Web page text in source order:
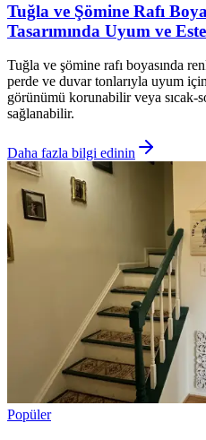
Tuğla ve Şömine Rafı
Tasarımında Uyum ve
Tuğla ve şömine rafı boyasında
perde ve duvar tonlarıyla uyum
görünümü korunabilir veya sıcak-
sağlanabilir.
Daha fazla bilgi edinin
Popüler